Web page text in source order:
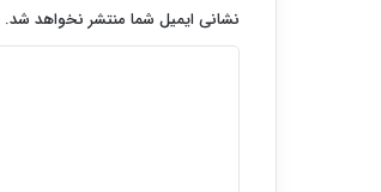
نشانی ایمیل شما منتشر نخواهد شد.